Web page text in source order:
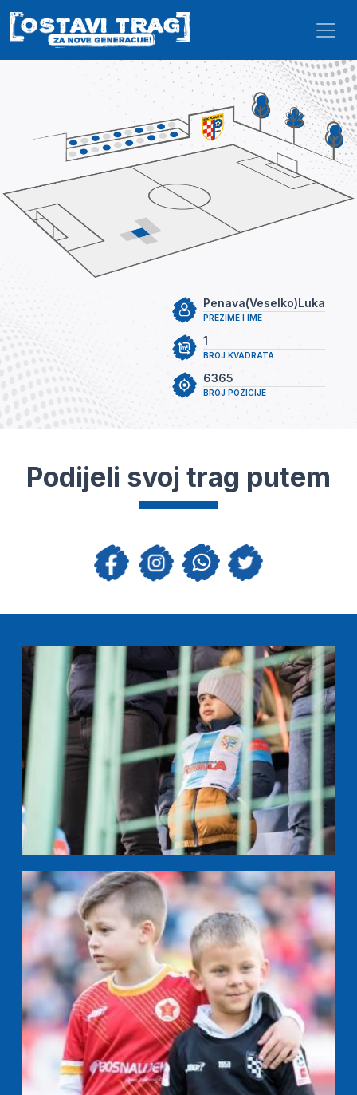
Skip to main content
PREZIME I IME
Penava(Veselko)Luka
BROJ KVADRATA
1
BROJ POZICIJE
6365
Podijeli svoj trag putem